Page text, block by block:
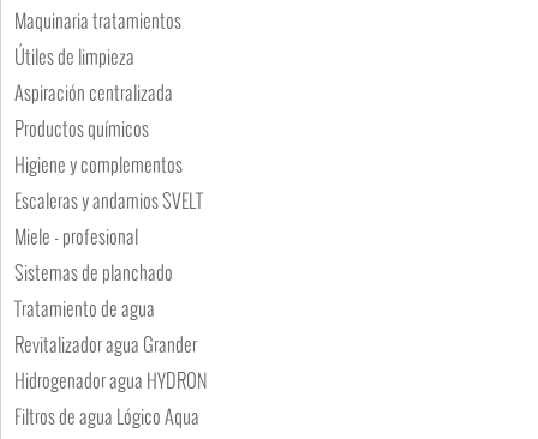
Maquinaria tratamientos
Útiles de limpieza
Aspiración centralizada
Productos químicos
Higiene y complementos
Escaleras y andamios SVELT
Miele - profesional
Sistemas de planchado
Tratamiento de agua
Revitalizador agua Grander
Hidrogenador agua HYDRON
Filtros de agua Lógico Aqua